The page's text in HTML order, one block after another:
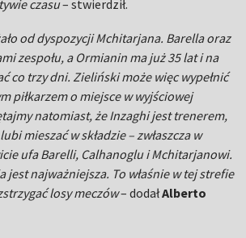
czasu– stwierdził.
od dyspozycji Mchitarjana. Barella oraz
zespołu, a Ormianin ma już 35 lat i na
co trzy dni. Zieliński może więc wypełnić
piłkarzem o miejsce w wyjściowej
natomiast, że Inzaghi jest trenerem,
mieszać w składzie – zwłaszcza w
ufa Barelli, Calhanoglu i Mchitarjanowi.
jest najważniejsza. To właśnie w tej strefie
losy meczów– dodałAlberto